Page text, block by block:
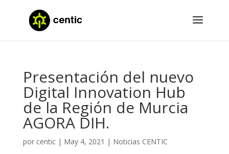
Presentación del nuevo
Digital Innovation Hub
de la Región de Murcia
AGORA DIH.
por centic| May 4, 2021 | Noticias CENTIC